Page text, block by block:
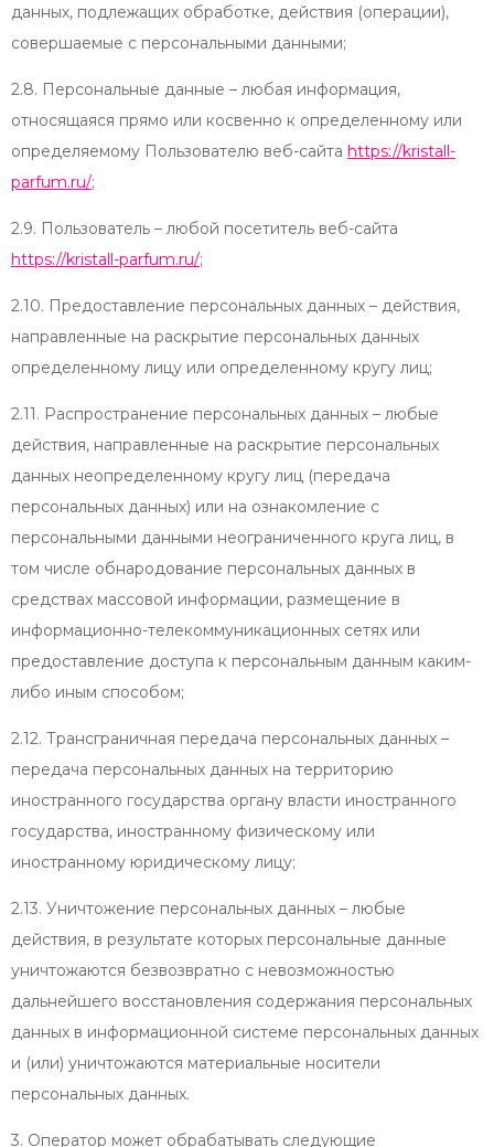
данных, подлежащих обработке, действия (операции),
совершаемые с персональными данными;
2.8. Персональные данные – любая информация,
относящаяся прямо или косвенно к определенному или
определяемому Пользователю веб-сайта https://kristall-
parfum.ru/;
2.9. Пользователь – любой посетитель веб-сайта
https://kristall-parfum.ru/;
2.10. Предоставление персональных данных – действия,
направленные на раскрытие персональных данных
определенному лицу или определенному кругу лиц;
2.11. Распространение персональных данных – любые
действия, направленные на раскрытие персональных
данных неопределенному кругу лиц (передача
персональных данных) или на ознакомление с
персональными данными неограниченного круга лиц, в
том числе обнародование персональных данных в
средствах массовой информации, размещение в
информационно-телекоммуникационных сетях или
предоставление доступа к персональным данным каким-
либо иным способом;
2.12. Трансграничная передача персональных данных –
передача персональных данных на территорию
иностранного государства органу власти иностранного
государства, иностранному физическому или
иностранному юридическому лицу;
2.13. Уничтожение персональных данных – любые
действия, в результате которых персональные данные
уничтожаются безвозвратно с невозможностью
дальнейшего восстановления содержания персональных
данных в информационной системе персональных данных
и (или) уничтожаются материальные носители
персональных данных.
3. Оператор может обрабатывать следующие